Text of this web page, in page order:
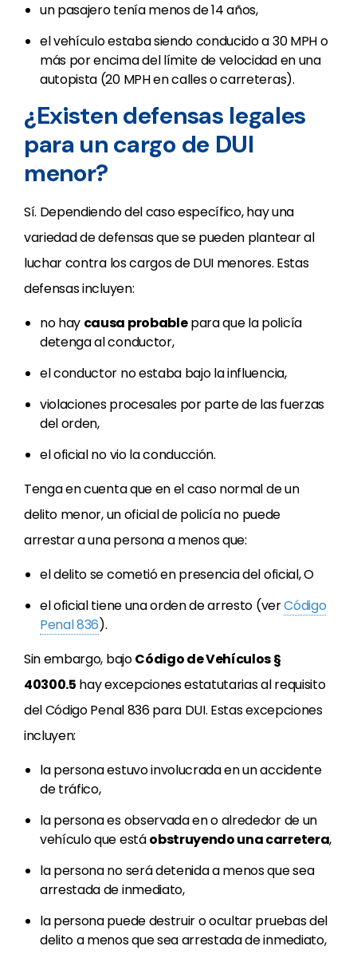
un pasajero tenía menos de 14 años,
el vehículo estaba siendo conducido a 30 MPH o
más por encima del límite de velocidad en una
autopista (20 MPH en calles o carreteras).
¿Existen defensas legales
para un cargo de DUI
menor?
Sí. Dependiendo del caso específico, hay una
variedad de defensas que se pueden plantear al
luchar contra los cargos de DUI menores. Estas
defensas incluyen:
no hay causa probablepara que la policía
detenga al conductor,
el conductor no estaba bajo la influencia,
violaciones procesales por parte de las fuerzas
del orden,
el oficial no vio la conducción.
Tenga en cuenta que en el caso normal de un
delito menor, un oficial de policía no puede
arrestar a una persona a menos que:
el delito se cometió en presencia del oficial, O
el oficial tiene una orden de arresto (verCódigo
Penal 836).
Sin embargo, bajoCódigo de Vehículos §
40300.5 hay excepciones estatutarias al requisito
del Código Penal 836 para DUI. Estas excepciones
incluyen:
la persona estuvo involucrada en un accidente
de tráfico,
la persona es observada en o alrededor de un
vehículo que estáobstruyendo una carretera,
la persona no será detenida a menos que sea
arrestada de inmediato,
la persona puede destruir o ocultar pruebas del
delito a menos que sea arrestada de inmediato,